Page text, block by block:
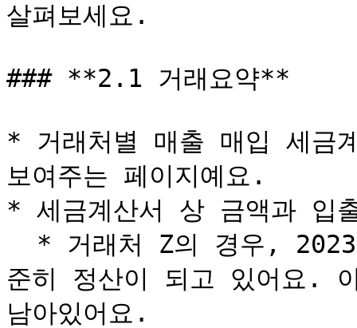
살펴보세요.
### **2.1 거래요약**
* 거래처별 매출 매입 세금
보여주는 페이지예요.
* 세금계산서 상 금액과 입
준히 정산이 되고 있어요.
남아있어요.